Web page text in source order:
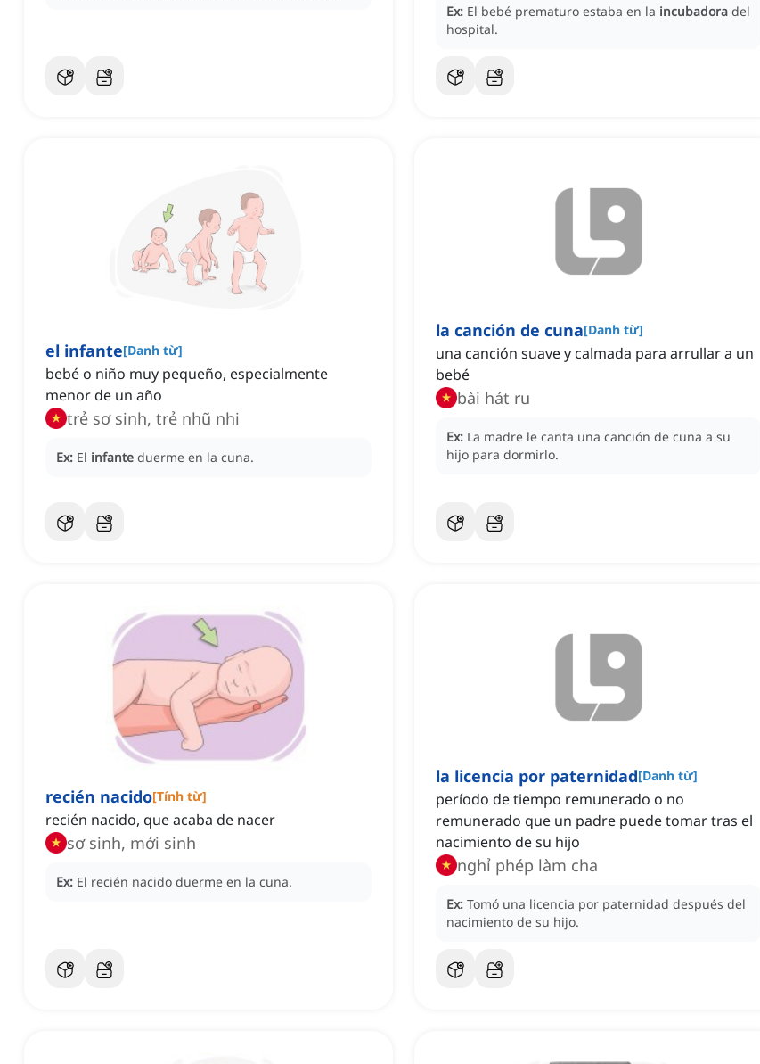
Ex: El bebé prematuro estaba en la incubadora del
hospital.
el infante[Danh từ]
bebé o niño muy pequeño, especialmente
menor de un año
trẻ sơ sinh, trẻ nhũ nhi
Ex: El infante duerme en la cuna.
la canción de cuna[Danh từ]
una canción suave y calmada para arrullar a un
bebé
bài hát ru
Ex: La madre le canta una canción de cuna a su
hijo para dormirlo.
recién nacido[Tính từ]
recién nacido, que acaba de nacer
sơ sinh, mới sinh
Ex: El recién nacido duerme en la cuna.
la licencia por paternidad[Danh từ]
período de tiempo remunerado o no
remunerado que un padre puede tomar tras el
nacimiento de su hijo
nghỉ phép làm cha
Ex: Tomó una licencia por paternidad después del
nacimiento de su hijo.